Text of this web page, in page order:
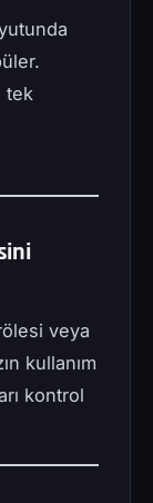
tek
veya
kullanım
kontrol